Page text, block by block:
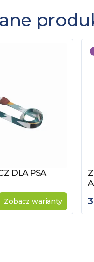
DLA PSA
Zobacz warianty